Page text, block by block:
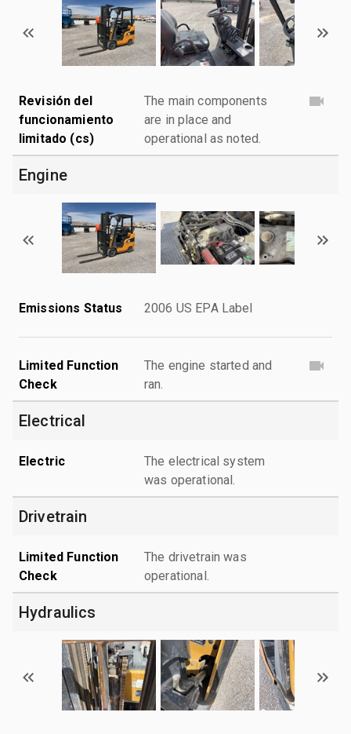
Revisión del
funcionamiento
limitado (cs)
The main components
are in place and
operational as noted.
Engine
Emissions Status 2006 US EPA Label
Limited Function
Check
The engine started and
ran.
Electrical
Electric
The electrical system
was operational.
Drivetrain
Limited Function
Check
The drivetrain was
operational.
Hydraulics